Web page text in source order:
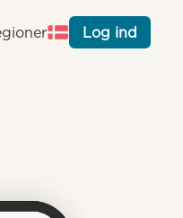
Log ind